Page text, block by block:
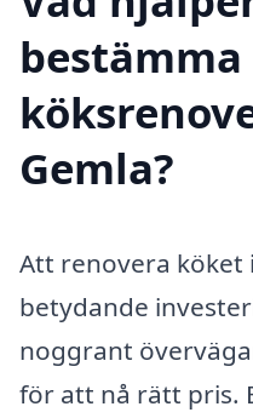
Gemla?
Att renovera köket
betydande
noggrant
för att nå rätt pris.